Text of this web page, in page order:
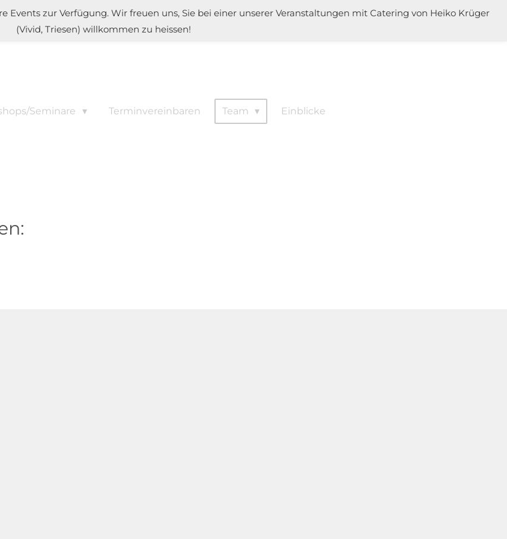
Events zur Verfügung. Wir freuen uns, Sie bei einer unserer Veranstaltungen mit Catering von Heiko Krüger
(Vivid, Triesen) willkommen zu heissen!
Seminare Terminvereinbaren Team Einblicke